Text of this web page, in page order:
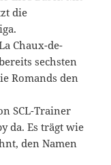
die
Chaux-de-
sechsten
Romands den
SCL-Trainer
da. Es trägt wie
den Namen